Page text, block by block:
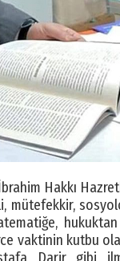
Hakkı
mütefekkir,
vaktinin kutbu